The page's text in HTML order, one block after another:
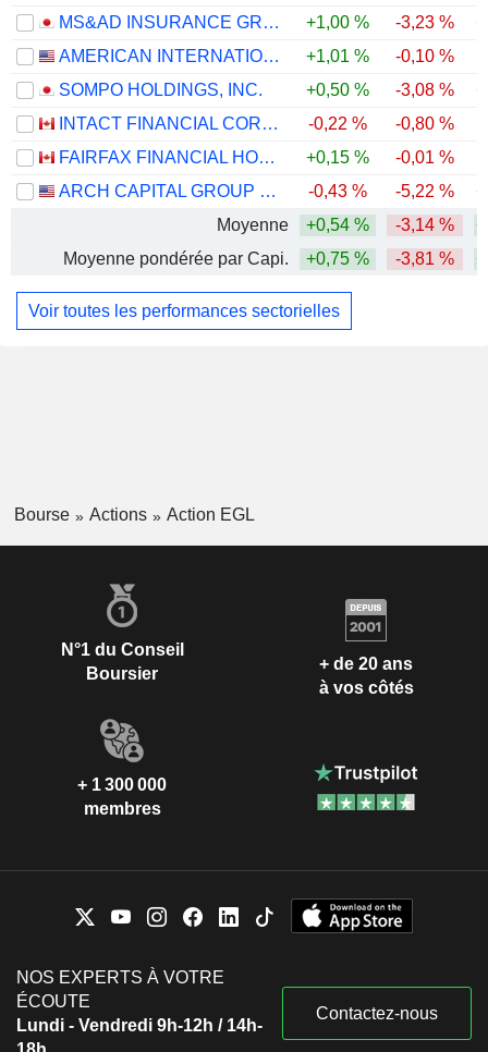
MS&AD INSURANCE GROUP HOLDINGS, INC.
+1,00 % -3,23 %
AMERICAN INTERNATIONAL GROUP, INC.
+1,01 % -0,10 %
SOMPO HOLDINGS, INC.
+0,50 % -3,08 %
INTACT FINANCIAL CORPORATION
-0,22 % -0,80 %
FAIRFAX FINANCIAL HOLDINGS LIMITED
+0,15 % -0,01 %
ARCH CAPITAL GROUP LTD.
-0,43 % -5,22 %
Moyenne
+0,54 % -3,14 %
Moyenne pondérée par Capi.
+0,75 % -3,81 %
Voir toutes les performances sectorielles
Bourse Actions Action EGL
N°1 du Conseil
Boursier
+ de 20 ans
à vos côtés
+ 1 300 000
membres
NOS EXPERTS À VOTRE
ÉCOUTE
Lundi - Vendredi 9h-12h / 14h-
Contactez-nous